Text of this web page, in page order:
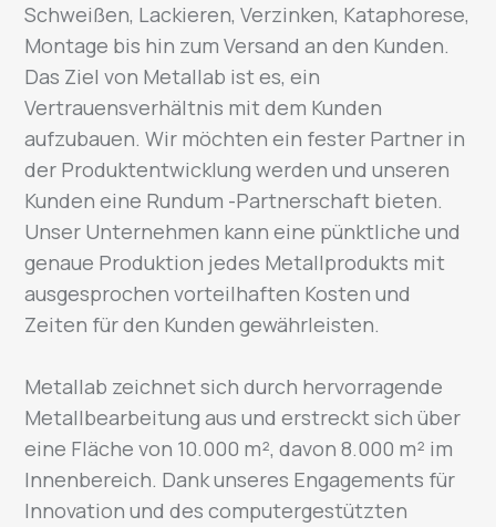
Schweißen, Lackieren, Verzinken, Kataphorese,
Montage bis hin zum Versand an den Kunden.
Das Ziel von Metallab ist es, ein
Vertrauensverhältnis mit dem Kunden
aufzubauen. Wir möchten ein fester Partner in
der Produktentwicklung werden und unseren
Kunden eine Rundum -Partnerschaft bieten.
Unser Unternehmen kann eine pünktliche und
genaue Produktion jedes Metallprodukts mit
ausgesprochen vorteilhaften Kosten und
Zeiten für den Kunden gewährleisten.
Metallab zeichnet sich durch hervorragende
Metallbearbeitung aus und erstreckt sich über
eine Fläche von 10.000 m², davon 8.000 m² im
Innenbereich. Dank unseres Engagements für
Innovation und des computergestützten